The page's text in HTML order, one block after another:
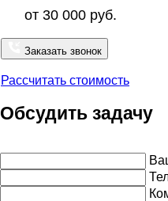
от 30 000 руб.
Заказать звонок
Рассчитать стоимость
Обсудить задачу